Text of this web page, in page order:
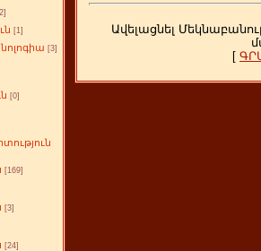
[1]
[3]
[0]
[169]
[3]
[24]
Ավելացնել
[